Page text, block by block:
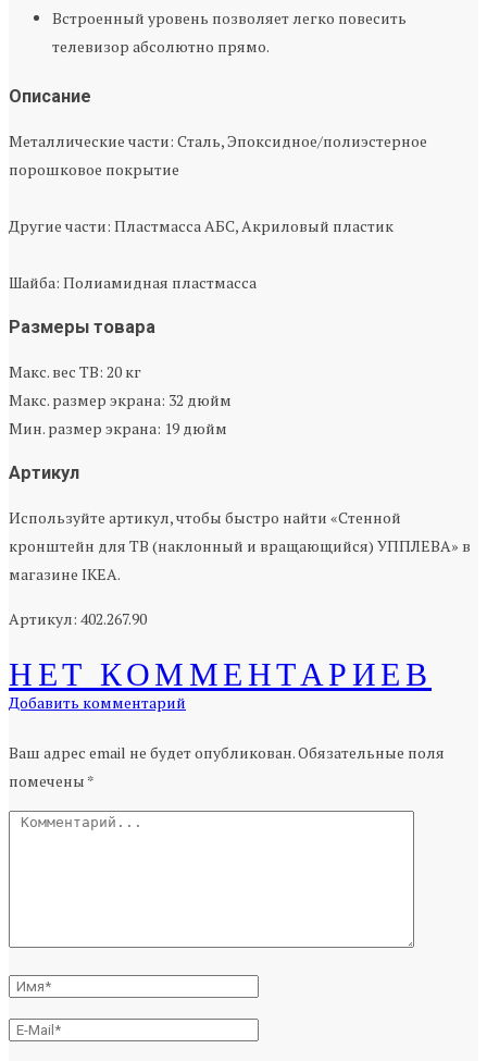
Встроенный уровень позволяет легко повесить
телевизор абсолютно прямо.
Описание
Металлические части: Сталь, Эпоксидное/полиэстерное
порошковое покрытие
Другие части: Пластмасса АБС, Акриловый пластик
Шайба: Полиамидная пластмасса
Размеры товара
Макс. вес ТВ: 20 кг
Макс. размер экрана: 32 дюйм
Мин. размер экрана: 19 дюйм
Артикул
Используйте артикул, чтобы быстро найти «Стенной
кронштейн для ТВ (наклонный и вращающийся) УППЛЕВА» в
магазине IKEA.
Артикул: 402.267.90
НЕТ КОММЕНТАРИЕВ
Добавить комментарий
Ваш адрес email не будет опубликован.Обязательные поля
помечены *